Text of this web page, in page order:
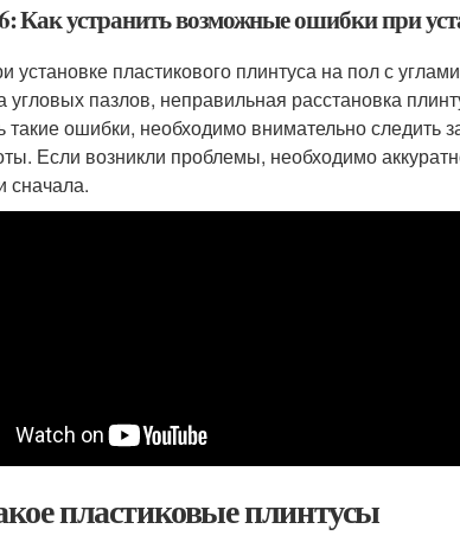
Как устранить возможные ошибки при
установке пластикового плинтуса на пол с
угловых пазлов, неправильная расстановка
такие ошибки, необходимо внимательно следить
Если возникли проблемы, необходимо
сначала.
пластиковые плинтусы